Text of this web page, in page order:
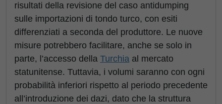
risultati della revisione del caso antidumping
sulle importazioni di tondo turco, con esiti
differenziati a seconda del produttore. Le nuove
misure potrebbero facilitare, anche se solo in
parte, l’accesso della Turchia al mercato
statunitense. Tuttavia, i volumi saranno con ogni
probabilità inferiori rispetto al periodo precedente
all’introduzione dei dazi, dato che la struttura